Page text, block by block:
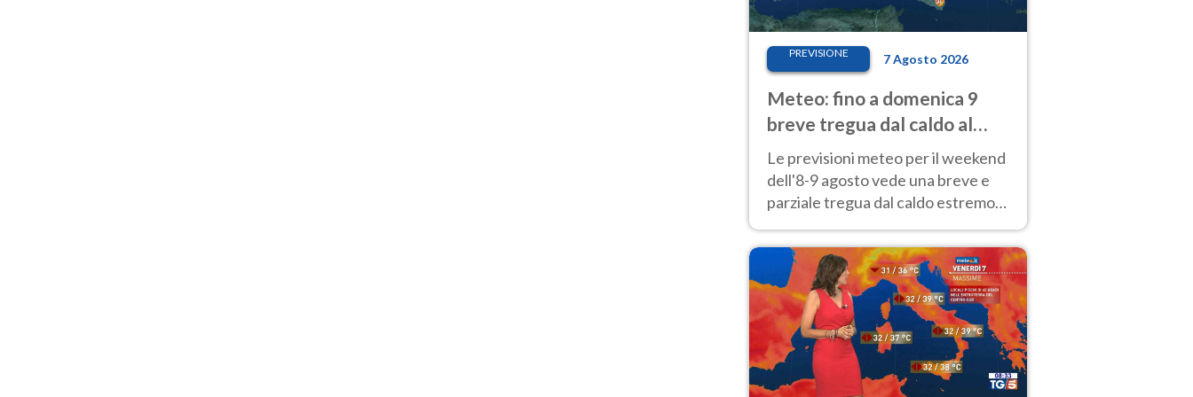
PREVISIONE 7 Agosto 2026
Meteo: fino a domenica 9
breve tregua dal caldo al
Nord! Altrove calura e afa
Le previsioni meteo per il weekend
dell'8-9 agosto vede una breve e
parziale tregua dal caldo estremo
40 gradi.